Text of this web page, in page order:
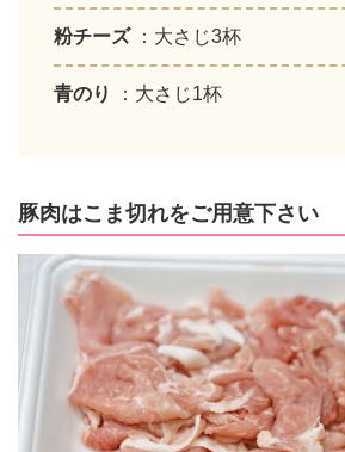
粉チーズ ：大さじ3杯
青のり ：大さじ1杯
豚肉はこま切れをご用意下さい